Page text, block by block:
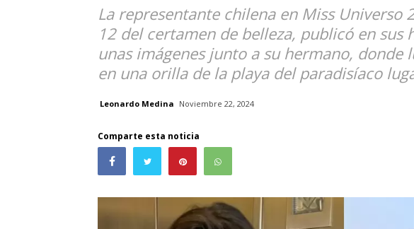
La representante chilena en Miss Universo
12 del certamen de belleza, publicó en sus
unas imágenes junto a su hermano, donde
en una orilla de la playa del paradisíaco
Leonardo Medina Noviembre 22, 2024
Comparte esta noticia